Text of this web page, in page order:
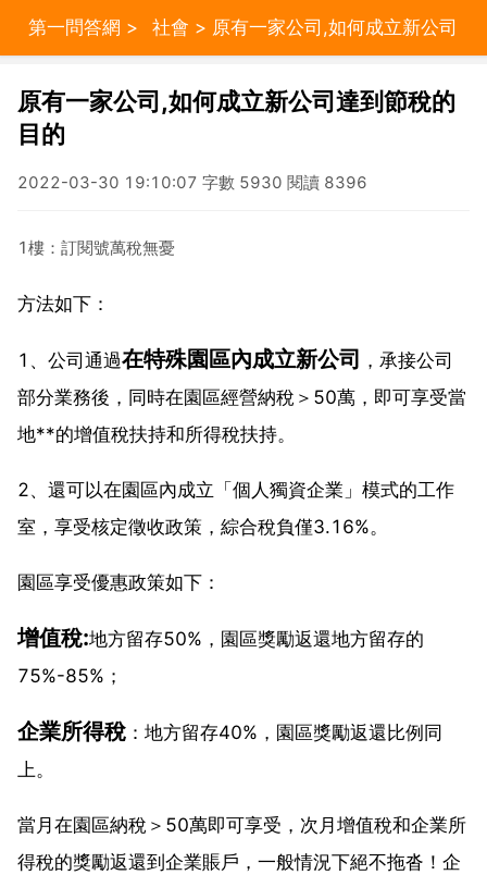
第一問答網 > 社會 > 原有一家公司,如何成立新公司
達到節稅的目的
原有一家公司,如何成立新公司達到節稅的
目的
2022-03-30 19:10:07 字數 5930 閱讀 8396
1樓：訂閱號萬稅無憂
方法如下：
1、公司通過在特殊園區內成立新公司 ，承接公司
部分業務後，同時在園區經營納稅＞50萬，即可享受當
地**的增值稅扶持和所得稅扶持。
2、還可以在園區內成立「個人獨資企業」模式的工作
室，享受核定徵收政策，綜合稅負僅3.16%。
園區享受優惠政策如下：
增值稅:地方留存50%，園區獎勵返還地方留存的
75%-85%；
企業所得稅 ：地方留存40%，園區獎勵返還比例同
上。
當月在園區納稅＞50萬即可享受，次月增值稅和企業所
得稅的獎勵返還到企業賬戶，一般情況下絕不拖沓！企